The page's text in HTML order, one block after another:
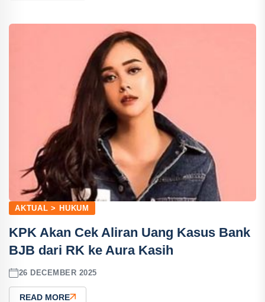
AKTUAL > HUKUM
KPK Akan Cek Aliran Uang Kasus Bank
BJB dari RK ke Aura Kasih
26 DECEMBER 2025
READ MORE